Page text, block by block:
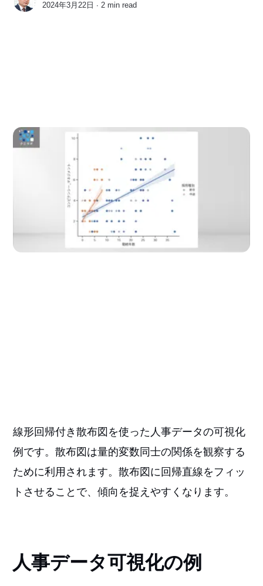
2024年3月22日 ∙2 min read
線形回帰付き散布図を使った人事データの可視化
例です。散布図は量的変数同士の関係を観察する
ために利用されます。散布図に回帰直線をフィッ
トさせることで、傾向を捉えやすくなります。
人事データ可視化の例